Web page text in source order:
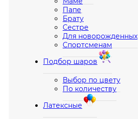
Папе
Брату
Сестре
Для новорожденных
Спортсменам
Подбор шаров
Выбор по цвету
По количеству
Латексные